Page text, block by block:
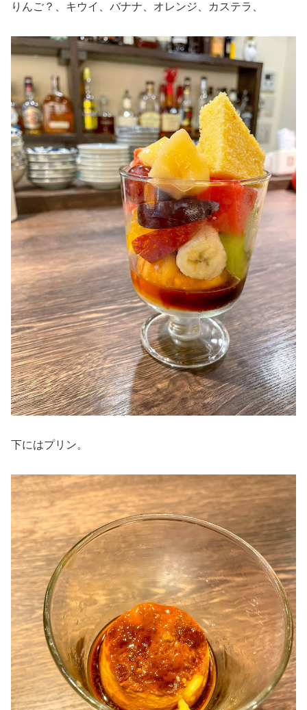
りんご？、キウイ、バナナ、オレンジ、カステラ、
下にはプリン。